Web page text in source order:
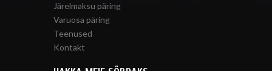
Järelmaksu päring
Varuosa päring
Teenused
Kontakt